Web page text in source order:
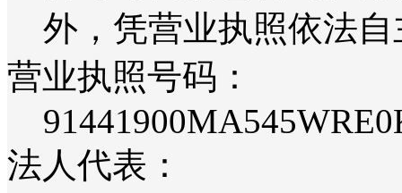
外，凭营业执照依法
营业执照号码：
法人代表：